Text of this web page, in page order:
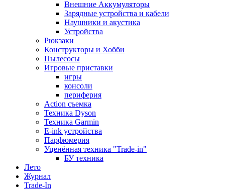
Внешние Аккумуляторы
Зарядные устройства и кабели
Наушники и акустика
Устройства
Рюкзаки
Конструкторы и Хобби
Пылесосы
Игровые приставки
игры
консоли
периферия
Action съемка
Техника Dyson
Техника Garmin
E-ink устройства
Парфюмерия
Уценённая техника "Trade-in"
БУ техника
Лето
Журнал
Trade-In